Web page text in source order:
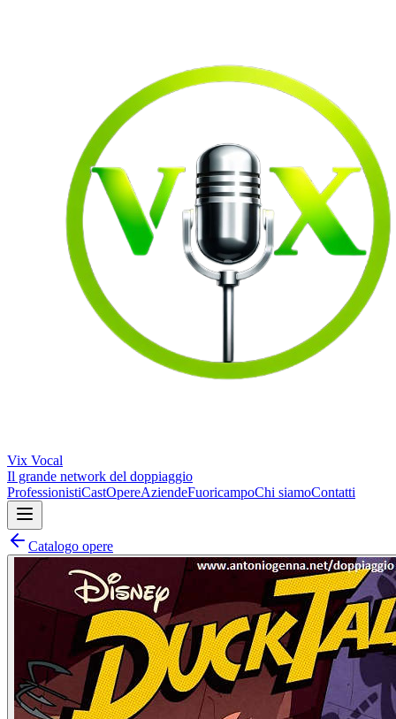
Vix Vocal
Il grande network del doppiaggio
ProfessionistiCastOpereAziendeFuoricampoChi siamoContatti
Catalogo opere